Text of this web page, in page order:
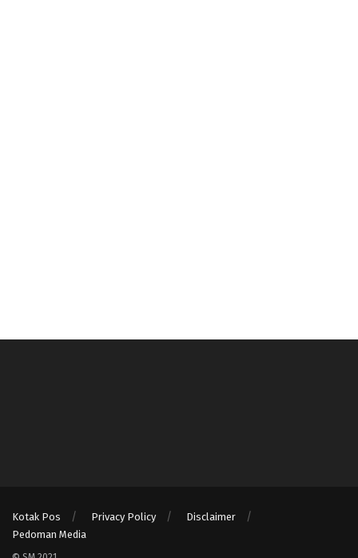
Kotak Pos Privacy Policy
Disclaimer
Pedoman Media